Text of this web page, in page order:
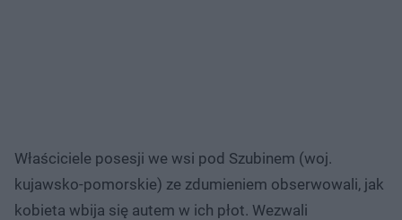
Właściciele posesji we wsi pod Szubinem (woj.
kujawsko-pomorskie) ze zdumieniem obserwowali, jak
kobieta wbija się autem w ich płot. Wezwali